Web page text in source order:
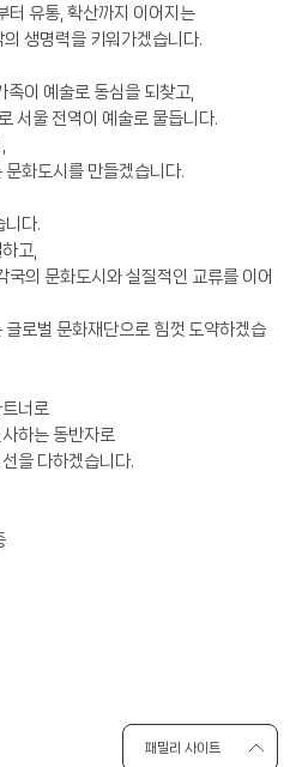
터 유통, 확산까지 이어지는
생명력을 키워가겠습니다.
이 예술로 동심을 되찾고,
서울 전역이 예술로 물듭니다.
화도시를 만들겠습니다.
니다.
고,
국의 문화도시와 실질적인 교류를 이어
로벌 문화재단으로 힘껏 도약하겠습
너로
하는 동반자로
을 다하겠습니다.
패밀리 사이트